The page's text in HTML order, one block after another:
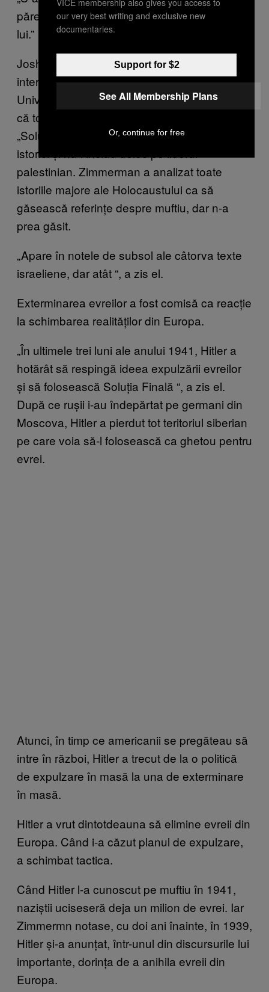
părere că inamicul inamicului lui e prietenul
lui.”
Joshua Zimmerman, expert în studii
interdisciplinare despre Holocaust la
Universitatea Yeshiva din New york, a spus
că toate calculele naziștilor care duc la
„Soluția Finală” sunt bine documentate de
istorici și nu-l includ deloc pe liderul
palestinian. Zimmerman a analizat toate
istoriile majore ale Holocaustului ca să
găsească referințe despre muftiu, dar n-a
prea găsit.
„Apare în notele de subsol ale câtorva texte
israeliene, dar atât “, a zis el.
Exterminarea evreilor a fost comisă ca reacție
la schimbarea realităților din Europa.
„În ultimele trei luni ale anului 1941, Hitler a
hotărât să respingă ideea expulzării evreilor
și să folosească Soluția Finală “, a zis el.
După ce rușii i-au îndepărtat pe germani din
Moscova, Hitler a pierdut tot teritoriul siberian
pe care voia să-l folosească ca ghetou pentru
evrei.
Atunci, în timp ce americanii se pregăteau să
intre în război, Hitler a trecut de la o politică
de expulzare în masă la una de exterminare
în masă.
Hitler a vrut dintotdeauna să elimine evreii din
Europa. Când i-a căzut planul de expulzare,
a schimbat tactica.
Când Hitler l-a cunoscut pe muftiu în 1941,
naziștii uciseseră deja un milion de evrei. Iar
Zimmermn notase, cu doi ani înainte, în 1939,
Hitler și-a anunțat, într-unul din discursurile lui
importante, dorința de a anihila evreii din
Europa.
our very best writing and exclusive new
documentaries.
Support for $2
See All Membership Plans
Or, continue for free